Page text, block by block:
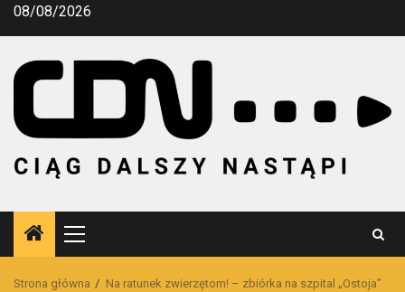
Przejdź
08/08/2026
Menu
główne
Strona główna Na ratunek zwierzętom! – zbiórka na szpital „Ostoja”